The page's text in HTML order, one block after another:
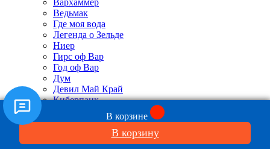
В корзине
В корзину
Вархаммер
Ведьмак
Где моя вода
Легенда о Зельде
Ниер
Гирс оф Вар
Год оф Вар
Дум
Девил Май Край
Киберпанк
Клэш оф Кланс
Маленькие кошмары
Марио